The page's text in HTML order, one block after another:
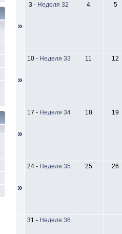
»
3 - Неделя 32 4 5
»
10- Неделя 33 11 12
»
17 - Неделя 34 18 19
»
24- Неделя 35 25 26
31 - Неделя 36